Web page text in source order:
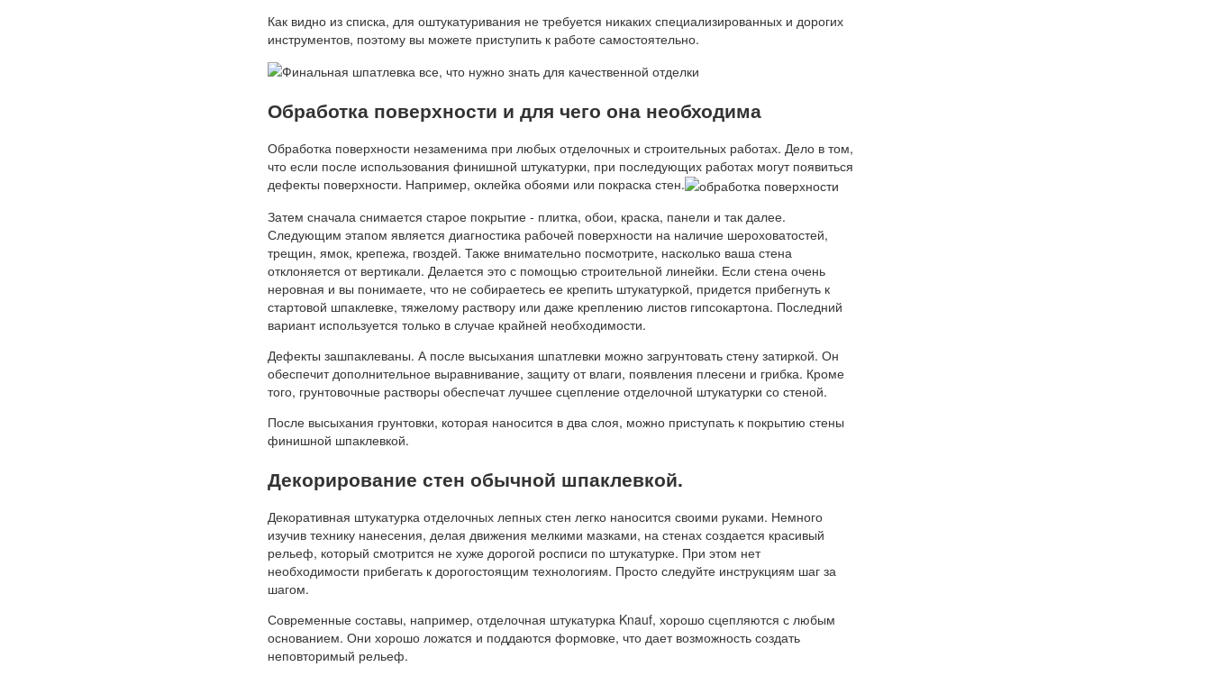
Как видно из списка, для оштукатуривания не требуется никаких специализированных и дорогих
инструментов, поэтому вы можете приступить к работе самостоятельно.
Обработка поверхности и для чего она необходима
Обработка поверхности незаменима при любых отделочных и строительных работах. Дело в том,
что если после использования финишной штукатурки, при последующих работах могут появиться
дефекты поверхности. Например, оклейка обоями или покраска стен.
Затем сначала снимается старое покрытие - плитка, обои, краска, панели и так далее.
Следующим этапом является диагностика рабочей поверхности на наличие шероховатостей,
трещин, ямок, крепежа, гвоздей. Также внимательно посмотрите, насколько ваша стена
отклоняется от вертикали. Делается это с помощью строительной линейки. Если стена очень
неровная и вы понимаете, что не собираетесь ее крепить штукатуркой, придется прибегнуть к
стартовой шпаклевке, тяжелому раствору или даже креплению листов гипсокартона. Последний
вариант используется только в случае крайней необходимости.
Дефекты зашпаклеваны. А после высыхания шпатлевки можно загрунтовать стену затиркой. Он
обеспечит дополнительное выравнивание, защиту от влаги, появления плесени и грибка. Кроме
того, грунтовочные растворы обеспечат лучшее сцепление отделочной штукатурки со стеной.
После высыхания грунтовки, которая наносится в два слоя, можно приступать к покрытию стены
финишной шпаклевкой.
Декорирование стен обычной шпаклевкой.
Декоративная штукатурка отделочных лепных стен легко наносится своими руками. Немного
изучив технику нанесения, делая движения мелкими мазками, на стенах создается красивый
рельеф, который смотрится не хуже дорогой росписи по штукатурке. При этом нет
необходимости прибегать к дорогостоящим технологиям. Просто следуйте инструкциям шаг за
шагом.
Современные составы, например, отделочная штукатурка Knauf, хорошо сцепляются с любым
основанием. Они хорошо ложатся и поддаются формовке, что дает возможность создать
неповторимый рельеф.